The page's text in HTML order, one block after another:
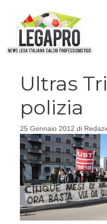
contenuto
Ultras
polizia
25 Gennaio 2012 di